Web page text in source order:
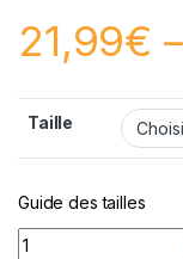
21,99€
Taille
Guide des tailles
T-shirt Père-fect